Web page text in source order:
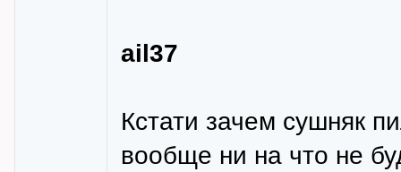
ail37
Кстати зачем сушняк
вообще ни на что не